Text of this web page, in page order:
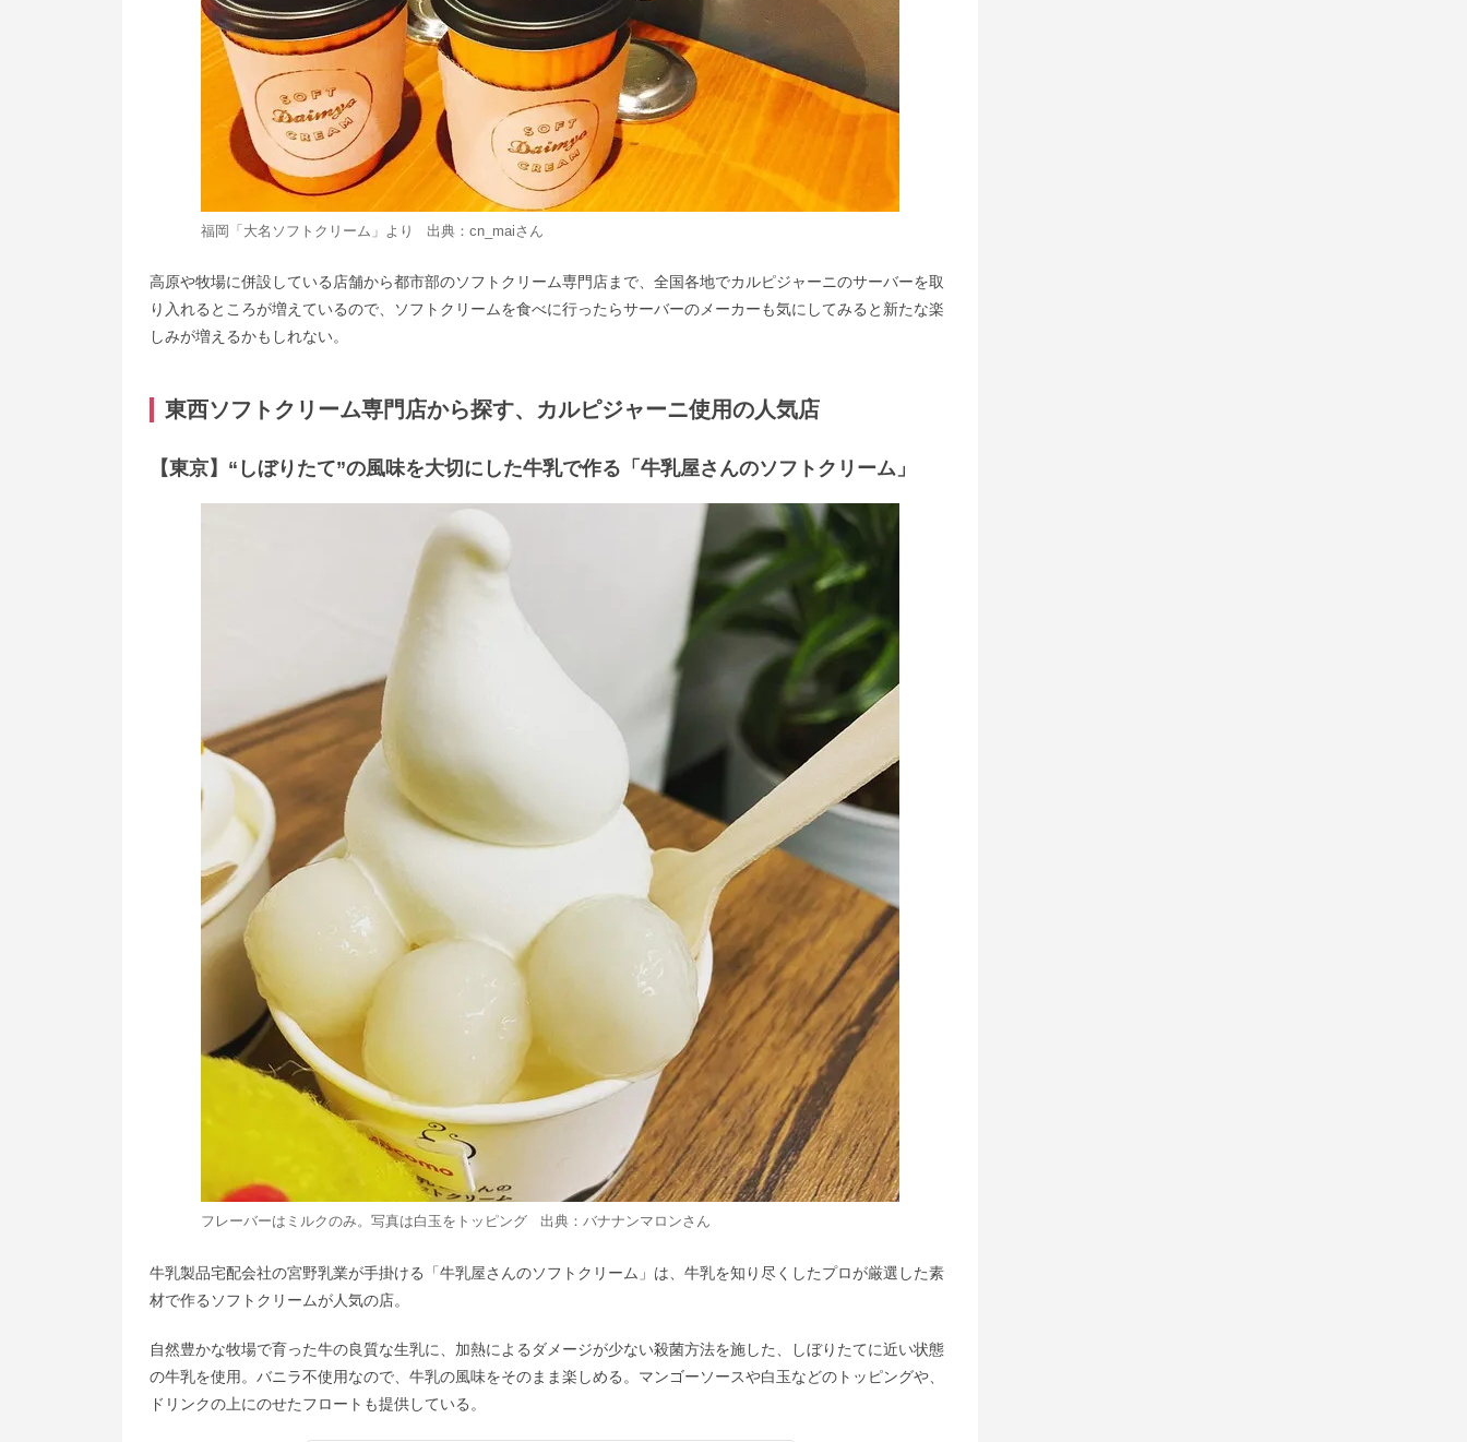
福岡「大名ソフトクリーム」より 出典： cn_maiさん
高原や牧場に併設している店舗から都市部のソフトクリーム専門店まで、全国各地でカルピジャーニのサーバーを取
り入れるところが増えているので、ソフトクリームを食べに行ったらサーバーのメーカーも気にしてみると新たな楽
しみが増えるかもしれない。
東西ソフトクリーム専門店から探す、カルピジャーニ使用の人気店
【東京】“しぼりたて”の風味を大切にした牛乳で作る「牛乳屋さんのソフトクリーム」
フレーバーはミルクのみ。写真は白玉をトッピング 出典： バナナンマロンさん
牛乳製品宅配会社の宮野乳業が手掛ける「牛乳屋さんのソフトクリーム」は、牛乳を知り尽くしたプロが厳選した素
材で作るソフトクリームが人気の店。
自然豊かな牧場で育った牛の良質な生乳に、加熱によるダメージが少ない殺菌方法を施した、しぼりたてに近い状態
の牛乳を使用。バニラ不使用なので、牛乳の風味をそのまま楽しめる。マンゴーソースや白玉などのトッピングや、
ドリンクの上にのせたフロートも提供している。